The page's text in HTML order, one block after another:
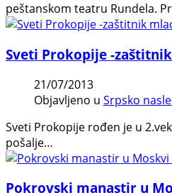
peštanskom teatru Rundela.
Sveti Prokopije -
21/07/2013
Objavljeno u Srpsko
Sveti Prokopije rođen je u
pošalje…
Pokrovski manastir u